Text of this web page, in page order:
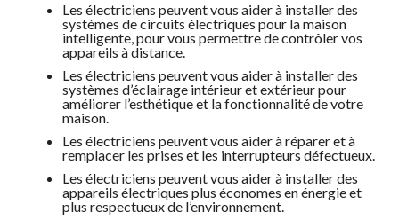
Les électriciens peuvent vous aider à installer des
systèmes de circuits électriques pour la maison
intelligente, pour vous permettre de contrôler vos
appareils à distance.
Les électriciens peuvent vous aider à installer des
systèmes d’éclairage intérieur et extérieur pour
améliorer l’esthétique et la fonctionnalité de votre
maison.
Les électriciens peuvent vous aider à réparer et à
remplacer les prises et les interrupteurs défectueux.
Les électriciens peuvent vous aider à installer des
appareils électriques plus économes en énergie et
plus respectueux de l’environnement.